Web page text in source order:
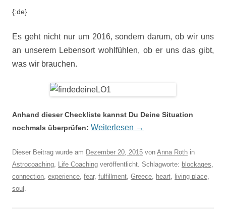
{:de}
Es geht nicht nur um 2016, sondern darum, ob wir uns
an unserem Lebensort wohlfühlen, ob er uns das gibt,
was wir brauchen.
Anhand dieser Checkliste kannst Du Deine Situation
nochmals überprüfen: Weiterlesen →
Dieser Beitrag wurde am Dezember 20, 2015 von Anna Roth in
Astrocoaching, Life Coaching veröffentlicht. Schlagworte: blockages,
connection, experience, fear, fulfillment, Greece, heart, living place,
soul .